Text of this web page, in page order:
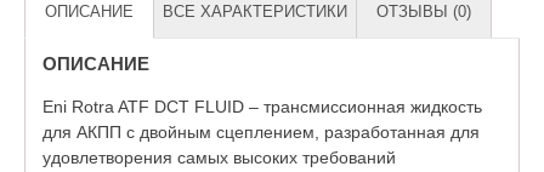
ОПИСАНИЕ ВСЕ ХАРАКТЕРИСТИКИ ОТЗЫВЫ (0)
ОПИСАНИЕ
Eni Rotra ATF DCT FLUID – трансмиссионная жидкость
для АКПП с двойным сцеплением, разработанная для
удовлетворения самых высоких требований